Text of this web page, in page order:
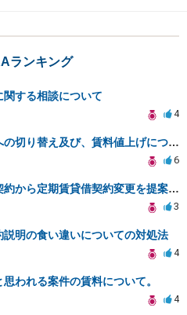
ランキング
する相談について
4
普通借家から定期借家への切り替え及び、賃料値上げについて
6
ビル大家が普通賃貸借契約から定期賃貸借契約変更を提案してきたが拒否して契約更新を続けることは可能か？
3
明の食い違いについての対処法
4
われる案件の賃料について。
4